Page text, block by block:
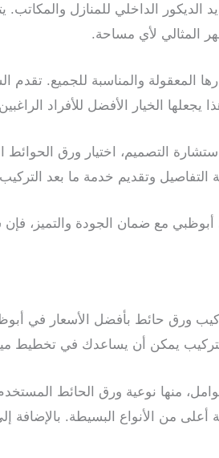
الداخلي للمنازل والمكاتب.
المثالي لأي مساحة.
المعقولة والمناسبة للجميع.
الخيار الأفضل للأفراد
التصميم، اختيار ورق الحوائط
التفاصيل وتقديم خدمة ما بعد
مع ضمان الجودة والتميز، فإن
ورق حائط بأفضل الأسعار في
التركيب يمكن أن يساعدك في تخطيط
منها نوعية ورق الحائط
من الأنواع البسيطة. بالإضافة